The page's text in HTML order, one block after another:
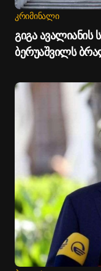
ᲙᲠᲘᲛᲘᲜᲐᲚᲘ
გიგა ავალიანის
ბერუაშვილს